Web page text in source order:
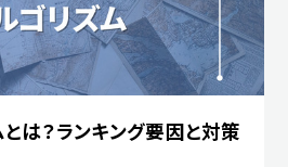
は？ランキング要因と対策